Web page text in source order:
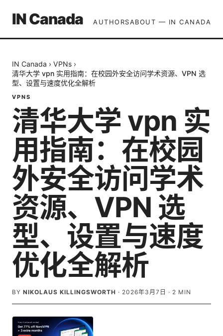
IN Canada AUTHORSABOUT — IN CANADA
IN Canada › VPNs ›
清华大学 vpn 实用指南：在校园外安全访问学术资源、VPN 选
型、设置与速度优化全解析
VPNS
清华大学 vpn 实
用指南：在校园
外安全访问学术
资源、VPN 选
型、设置与速度
优化全解析
BY NIKOLAUS KILLINGSWORTH · 2026年3月7日 · 2 MIN